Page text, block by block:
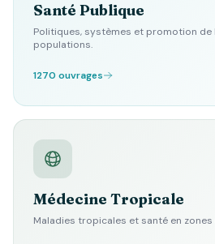
Santé Publique
Politiques, systèmes et promotion de
populations.
1270 ouvrages
Médecine Tropicale
Maladies tropicales et santé en zones